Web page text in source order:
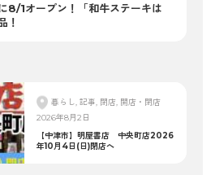
8/1オープン！「和牛ステーキは
！
暮らし, 記事, 閉店, 開店・閉店
2026年8月2日
【中津市】明屋書店 中央町店2026
年10月4日(日)閉店へ